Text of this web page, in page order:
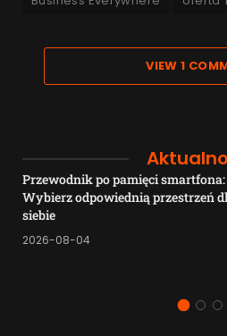
VIEW 1
Przewodnik po pamięci smartfona:
Wybierz odpowiednią przestrzeń
siebie
2026-08-04